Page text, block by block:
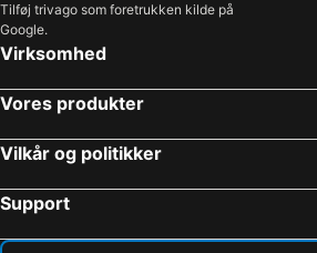
Tilføj trivago som foretrukken kilde på
Google.
Virksomhed
Vores produkter
Vilkår og politikker
Support